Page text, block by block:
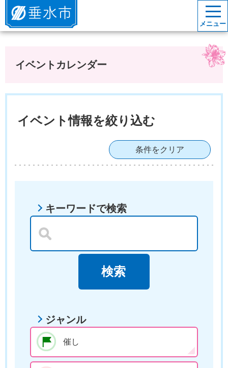
垂水市
メニュー
イベントカレンダー
イベント情報を絞り込む
条件をクリア
キーワードで検索
ジャンル
催し